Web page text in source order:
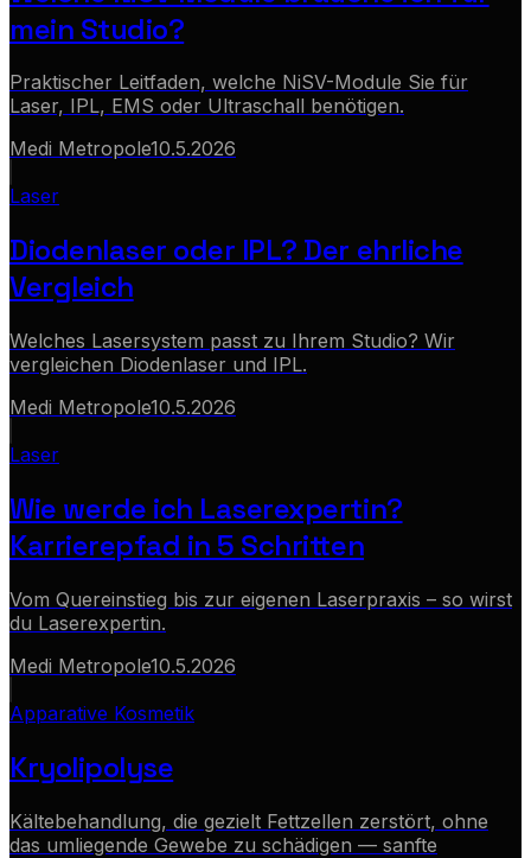
mein Studio?
Praktischer Leitfaden, welche NiSV-Module Sie für
Laser, IPL, EMS oder Ultraschall benötigen.
Medi Metropole10.5.2026
Laser
Diodenlaser oder IPL? Der ehrliche
Vergleich
Welches Lasersystem passt zu Ihrem Studio? Wir
vergleichen Diodenlaser und IPL.
Medi Metropole10.5.2026
Laser
Wie werde ich Laserexpertin?
Karrierepfad in 5 Schritten
Vom Quereinstieg bis zur eigenen Laserpraxis – so wirst
du Laserexpertin.
Medi Metropole10.5.2026
Apparative Kosmetik
Kryolipolyse
Kältebehandlung, die gezielt Fettzellen zerstört, ohne
das umliegende Gewebe zu schädigen — sanfte